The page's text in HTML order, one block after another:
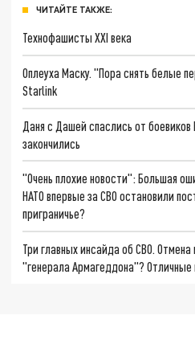
ЧИТАЙТЕ ТАКЖЕ:
Технофашисты XXI века
Оплеуха Маску. "Пора снять белые
Starlink
Даня с Дашей спаслись от
закончились
"Очень плохие новости": Большая
НАТО впервые за СВО остановили
приграничье?
Три главных инсайда об СВО.
"генерала Армагеддона"?